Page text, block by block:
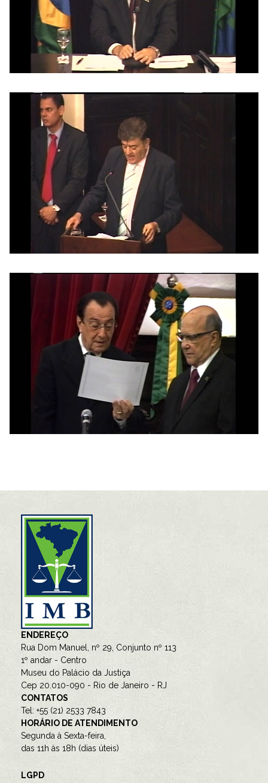
ENDEREÇO
Rua Dom Manuel, nº 29, Conjunto nº 113
1º andar - Centro
Museu do Palácio da Justiça
Cep 20.010-090 - Rio de Janeiro - RJ
CONTATOS
Tel: +55 (21) 2533 7843
HORÁRIO DE ATENDIMENTO
Segunda à Sexta-feira,
das 11h às 18h (dias úteis)
LGPD